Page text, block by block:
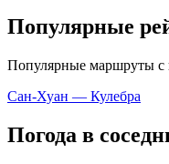
Популярные
Популярные маршруты с
Сан-Хуан — Кулебра
Погода в